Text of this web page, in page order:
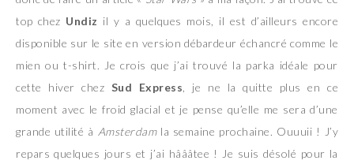
top chez Undiz il y a quelques mois, il est d’ailleurs encore
disponible sur le site en version débardeur échancré comme le
mien ou t-shirt. Je crois que j’ai trouvé la parka idéale pour
cette hiver chez Sud Express, je ne la quitte plus en ce
moment avec le froid glacial et je pense qu’elle me sera d’une
grande utilité à Amsterdamla semaine prochaine. Ouuuii ! J’y
repars quelques jours et j’ai hâââtee ! Je suis désolé pour la